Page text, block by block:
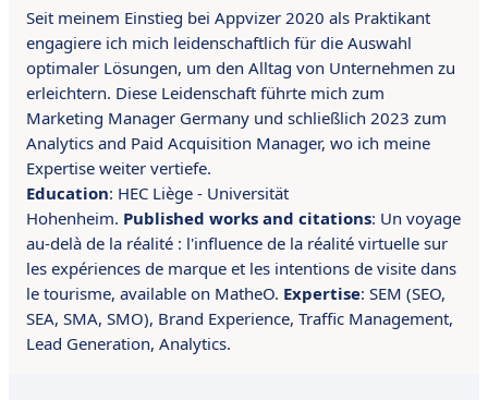
Seit meinem Einstieg bei Appvizer 2020 als Praktikant
engagiere ich mich leidenschaftlich für die Auswahl
optimaler Lösungen, um den Alltag von Unternehmen zu
erleichtern. Diese Leidenschaft führte mich zum
Marketing Manager Germany und schließlich 2023 zum
Analytics and Paid Acquisition Manager, wo ich meine
Expertise weiter vertiefe.
Education: HEC Liège - Universität
Hohenheim. Published works and citations: Un voyage
au-delà de la réalité : l'influence de la réalité virtuelle sur
les expériences de marque et les intentions de visite dans
le tourisme, available on MatheO. Expertise: SEM (SEO,
SEA, SMA, SMO), Brand Experience, Traffic Management,
Lead Generation, Analytics.